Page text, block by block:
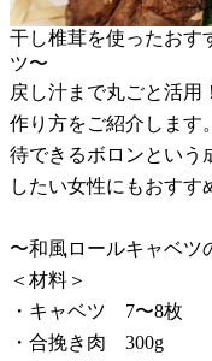
干し椎茸を使ったおす
ツ〜
戻し汁まで丸ごと活用
作り方をご紹介します
待できるボロンという
したい女性にもおすす
〜和風ロールキャベツ
＜材料＞
・キャベツ 7〜8枚
・合挽き肉 300g